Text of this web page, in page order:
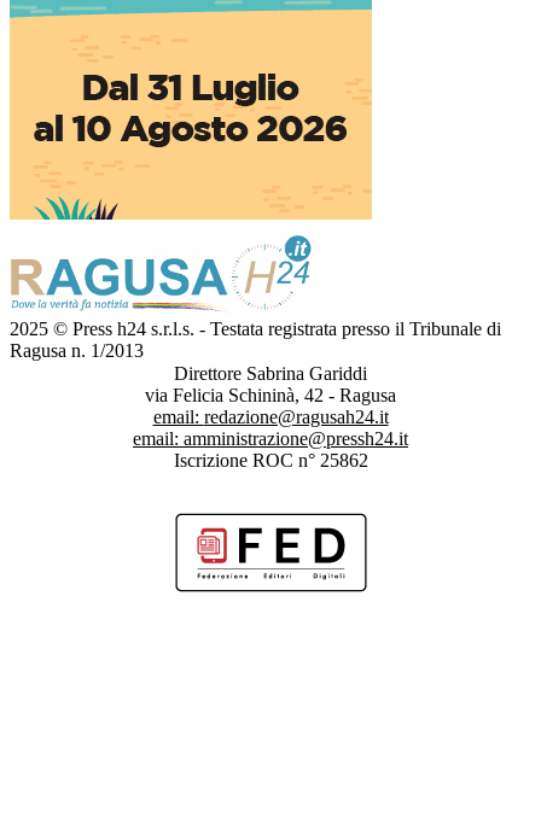
2025 © Press h24 s.r.l.s. - Testata registrata presso il Tribunale di
Ragusa n. 1/2013
Direttore Sabrina Gariddi
via Felicia Schininà, 42 - Ragusa
email: redazione@ragusah24.it
email: amministrazione@pressh24.it
Iscrizione ROC n° 25862